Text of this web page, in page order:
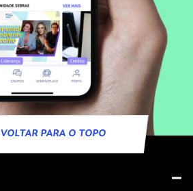
VOLTAR PARA O TOPO